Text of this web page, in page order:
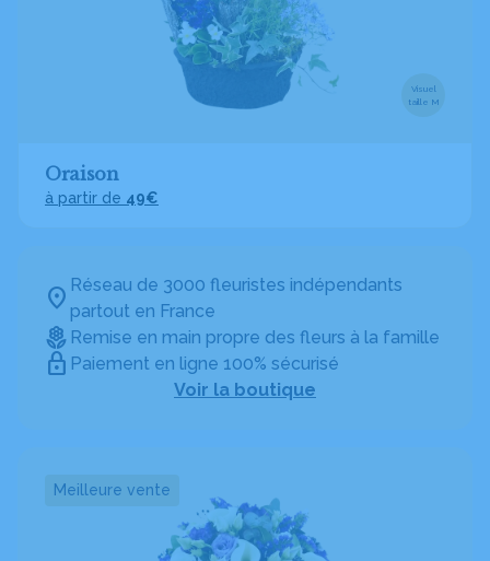
Réseau de 3000 fleuristes indépendants
partout en France
Remise en main propre des fleurs à la famille
Paiement en ligne 100% sécurisé
Voir la boutique
Visuel
taille M
Oraison
à partir de 49€
Meilleure vente